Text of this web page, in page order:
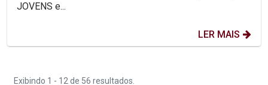
JOVENS e...
LER MAIS
Exibindo 1 - 12 de 56 resultados.